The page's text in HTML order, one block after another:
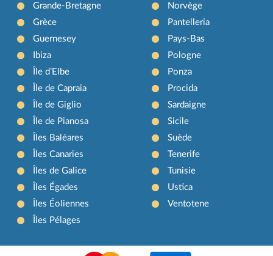
Grande-Bretagne
Grèce
Guernesey
Ibiza
Île d’Elbe
Île de Capraia
Île de Giglio
Île de Pianosa
Îles Baléares
Îles Canaries
Îles de Galice
Îles Égades
Îles Éoliennes
Îles Pélages
Norvège
Pantelleria
Pays-Bas
Pologne
Ponza
Procida
Sardaigne
Sicile
Suède
Tenerife
Tunisie
Ustica
Ventotene